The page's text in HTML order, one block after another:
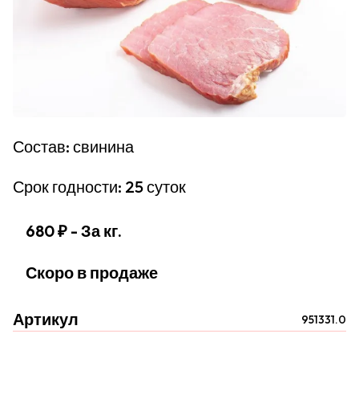
Состав: свинина
Срок годности: 25 суток
680 ₽ - За кг.
Скоро в продаже
Артикул 951331.0